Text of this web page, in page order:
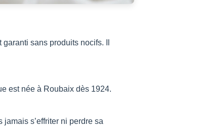
sans produits nocifs. Il
est née à Roubaix dès 1924.
jamais s’effriter ni perdre sa